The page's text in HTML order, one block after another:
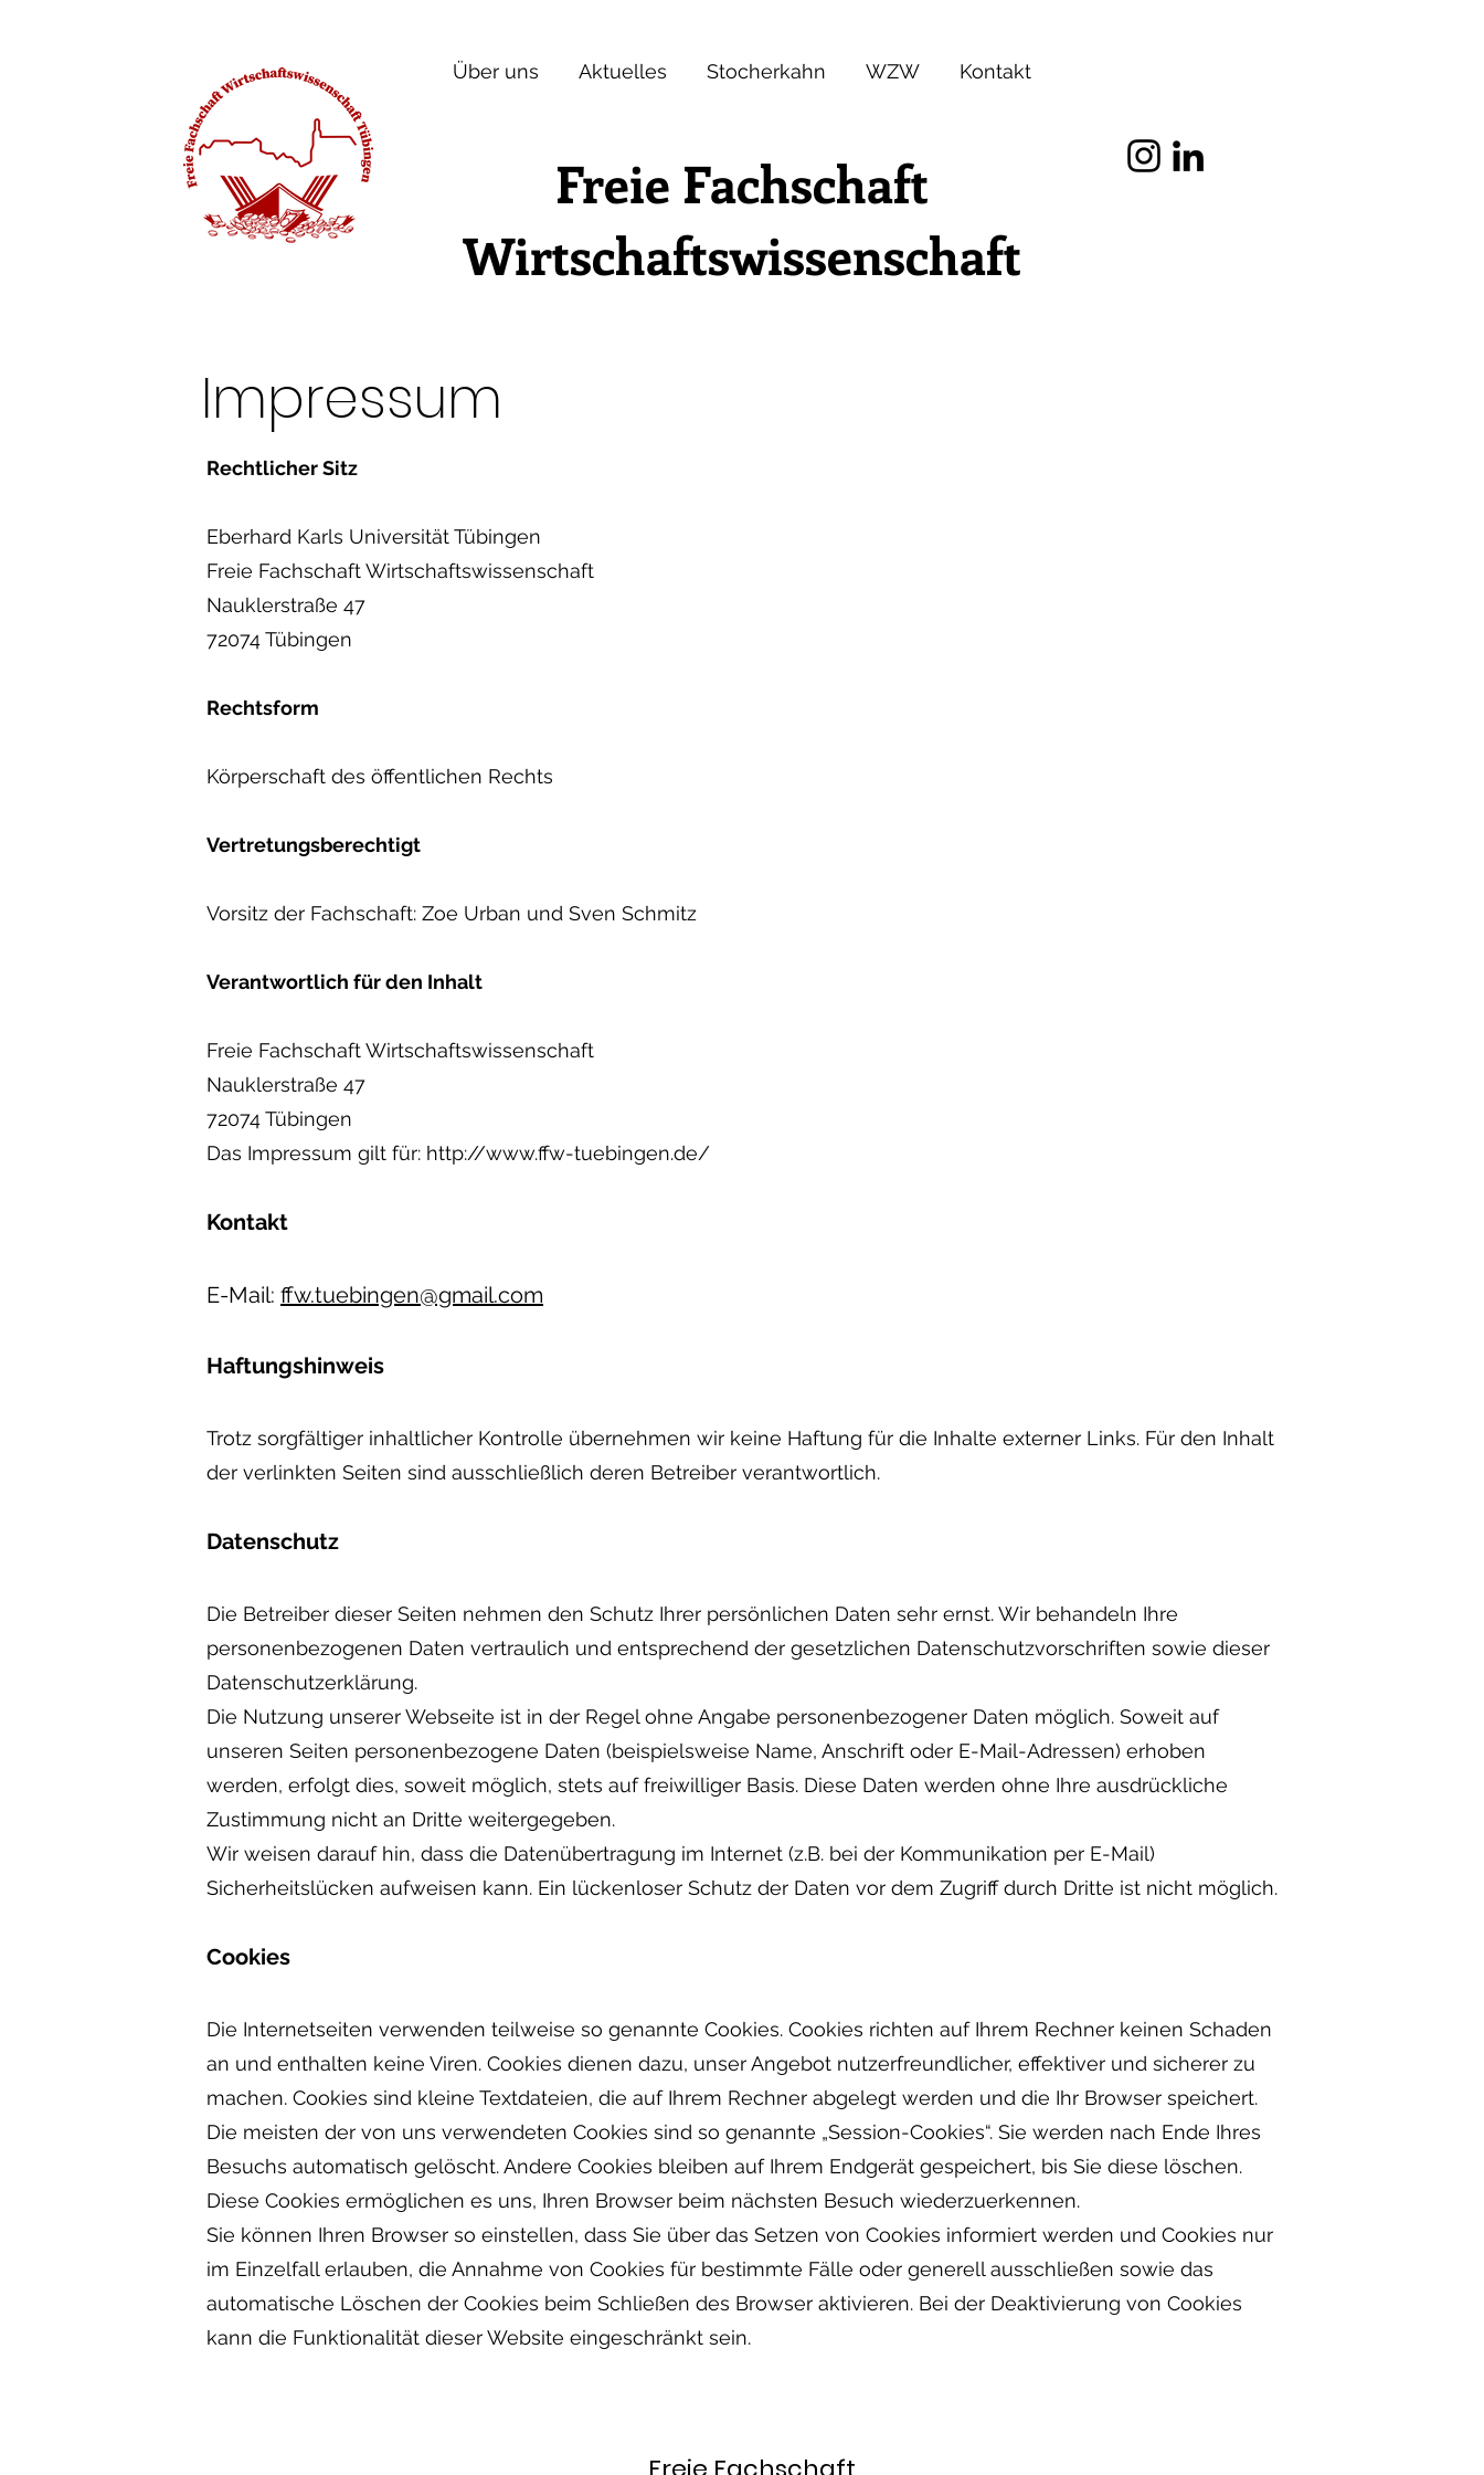
Über uns Aktuelles Stocherkahn WZW Kontakt
Freie Fachschaft
Wirtschaftswissenschaft
Impressum
Rechtlicher Sitz
Eberhard Karls Universität Tübingen
Freie Fachschaft Wirtschaftswissenschaft
Nauklerstraße 47
72074 Tübingen
Rechtsform
Körperschaft des öffentlichen Rechts
Vertretungsberechtigt
Vorsitz der Fachschaft: Zoe Urban und Sven Schmitz
Verantwortlich für den Inhalt
Freie Fachschaft Wirtschaftswissenschaft
Nauklerstraße 47
72074 Tübingen
Das Impressum gilt für: http://www.ffw-tuebingen.de/
Kontakt
E-Mail: ffw.tuebingen@gmail.com
Haftungshinweis
Trotz sorgfältiger inhaltlicher Kontrolle übernehmen wir keine Haftung für die Inhalte externer Links. Für den Inhalt
der verlinkten Seiten sind ausschließlich deren Betreiber verantwortlich.
Datenschutz
Die Betreiber dieser Seiten nehmen den Schutz Ihrer persönlichen Daten sehr ernst. Wir behandeln Ihre
personenbezogenen Daten vertraulich und entsprechend der gesetzlichen Datenschutzvorschriften sowie dieser
Datenschutzerklärung.
Die Nutzung unserer Webseite ist in der Regel ohne Angabe personenbezogener Daten möglich. Soweit auf
unseren Seiten personenbezogene Daten (beispielsweise Name, Anschrift oder E-Mail-Adressen) erhoben
werden, erfolgt dies, soweit möglich, stets auf freiwilliger Basis. Diese Daten werden ohne Ihre ausdrückliche
Zustimmung nicht an Dritte weitergegeben.
Wir weisen darauf hin, dass die Datenübertragung im Internet (z.B. bei der Kommunikation per E-Mail)
Sicherheitslücken aufweisen kann. Ein lückenloser Schutz der Daten vor dem Zugriff durch Dritte ist nicht möglich.
Cookies
Die Internetseiten verwenden teilweise so genannte Cookies. Cookies richten auf Ihrem Rechner keinen Schaden
an und enthalten keine Viren. Cookies dienen dazu, unser Angebot nutzerfreundlicher, effektiver und sicherer zu
machen. Cookies sind kleine Textdateien, die auf Ihrem Rechner abgelegt werden und die Ihr Browser speichert.
Die meisten der von uns verwendeten Cookies sind so genannte „Session-Cookies“. Sie werden nach Ende Ihres
Besuchs automatisch gelöscht. Andere Cookies bleiben auf Ihrem Endgerät gespeichert, bis Sie diese löschen.
Diese Cookies ermöglichen es uns, Ihren Browser beim nächsten Besuch wiederzuerkennen.
Sie können Ihren Browser so einstellen, dass Sie über das Setzen von Cookies informiert werden und Cookies nur
im Einzelfall erlauben, die Annahme von Cookies für bestimmte Fälle oder generell ausschließen sowie das
automatische Löschen der Cookies beim Schließen des Browser aktivieren. Bei der Deaktivierung von Cookies
kann die Funktionalität dieser Website eingeschränkt sein.